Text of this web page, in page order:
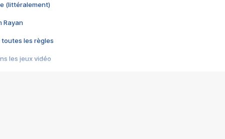
(littéralement)
Rayan
toutes les règles
les jeux vidéo